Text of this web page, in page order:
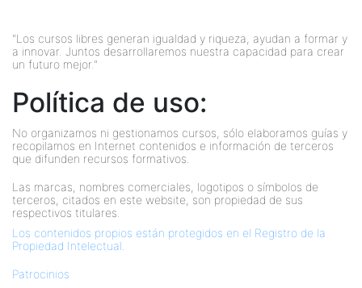
"Los cursos libres generan igualdad y riqueza, ayudan a formar y
a innovar. Juntos desarrollaremos nuestra capacidad para crear
un futuro mejor."
Política de uso:
No organizamos ni gestionamos cursos, sólo elaboramos guías y
recopilamos en Internet contenidos e información de terceros
que difunden recursos formativos.
Las marcas, nombres comerciales, logotipos o símbolos de
terceros, citados en este website, son propiedad de sus
respectivos titulares.
Los contenidos propios están protegidos en el Registro de la
Propiedad Intelectual
Patrocinios